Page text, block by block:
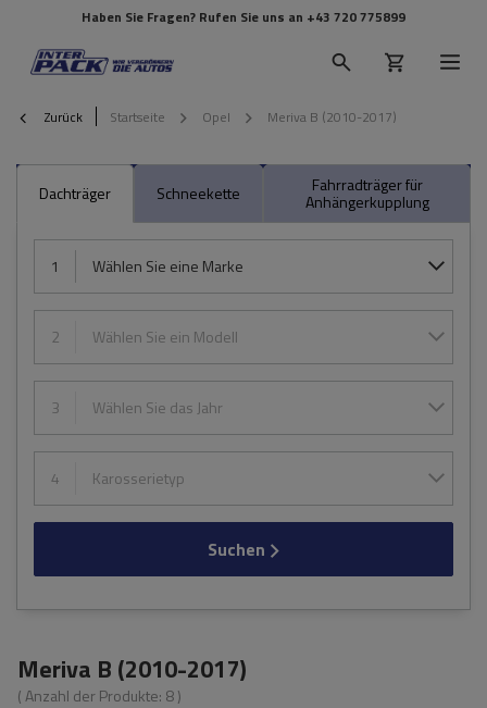
Haben Sie Fragen? Rufen Sie uns an +43 720 775899
Zurück Startseite Opel Meriva B (2010-2017)
Dachträger Schneekette Fahrradträger für
Anhängerkupplung
1 Wählen Sie eine Marke
2 Wählen Sie ein Modell
3 Wählen Sie das Jahr
4 Karosserietyp
Suchen
Meriva B (2010-2017)
( Anzahl der Produkte: 8)